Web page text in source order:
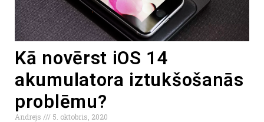
Kā novērst iOS 14
akumulatora iztukšošanās
problēmu?
Andrejs
5. oktobris, 2020